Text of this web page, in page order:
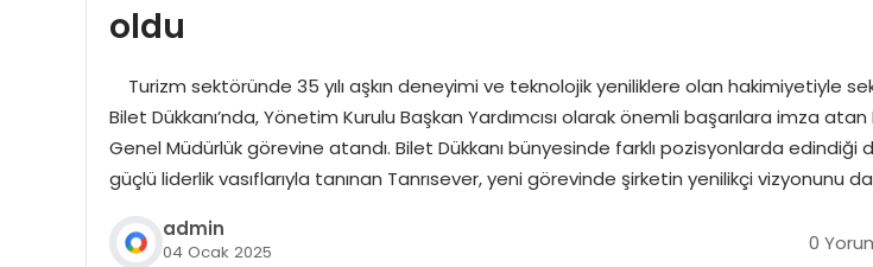
oldu
Turizm sektöründe 35 yılı aşkın deneyimi ve teknolojik yeniliklere olan hakimiyetiyle
Bilet Dükkanı’nda, Yönetim Kurulu Başkan Yardımcısı olarak önemli başarılara imza atan
Genel Müdürlük görevine atandı. Bilet Dükkanı bünyesinde farklı pozisyonlarda edindiği
güçlü liderlik vasıflarıyla tanınan Tanrısever, yeni görevinde şirketin yenilikçi vizyonunu
admin
04 Ocak 2025 0